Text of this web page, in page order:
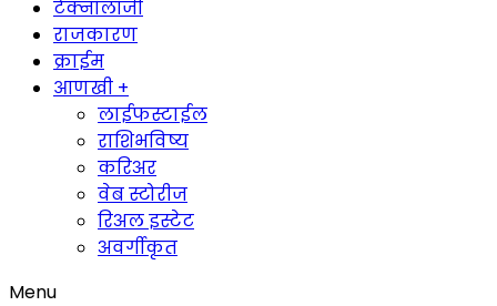
टेक्नॉलॉजी
राजकारण
क्राईम
आणखी +
लाईफस्टाईल
राशिभविष्य
करिअर
वेब स्टोरीज
रिअल इस्टेट
अवर्गीकृत
Menu